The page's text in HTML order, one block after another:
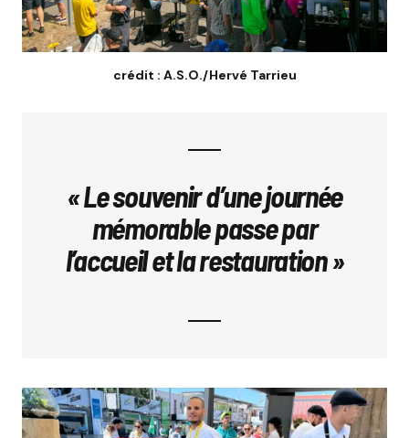
crédit : A.S.O./Hervé Tarrieu
« Le souvenir d’une journée
mémorable passe par
l’accueil et la restauration »